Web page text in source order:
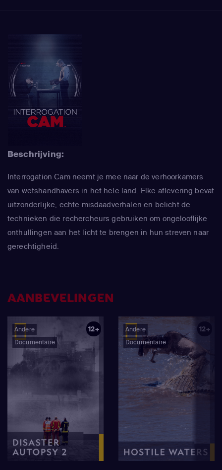
Beschrijving:
Interrogation Cam neemt je mee naar de verhoorkamers
van wetshandhavers in het hele land. Elke aflevering bevat
uitzonderlijke, echte misdaadverhalen en belicht de
technieken die rechercheurs gebruiken om ongelooflijke
onthullingen aan het licht te brengen in hun streven naar
gerechtigheid.
AANBEVELINGEN
Andere
Documentaire
12+
Andere
Documentaire
12+